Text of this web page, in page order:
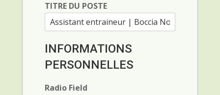
TITRE DU POSTE
INFORMATIONS
PERSONNELLES
Radio Field